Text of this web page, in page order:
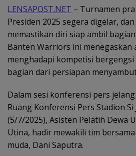
LENSAPOST.NET – Turnamen
Presiden 2025 segera digelar,
memastikan diri siap ambil
Banten Warriors ini menegaskan
menghadapi kompetisi
bagian dari persiapan
Dalam sesi konferensi pers
Ruang Konferensi Pers Stadion
(5/7/2025), Asisten Pelatih Dewa
Utina, hadir mewakili tim
muda, Dani Saputra.